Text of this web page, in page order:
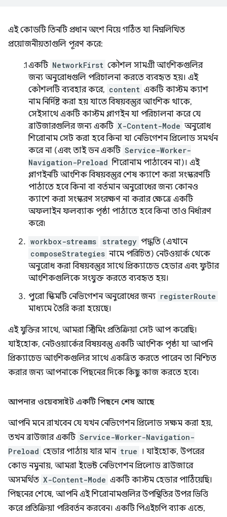
এই কোডটি তিনটি প্রধান অংশ নিয়ে গঠিত যা নিম্নলিখিত
প্রয়োজনীয়তাগুলি পূরণ করে:
একটি NetworkFirst কৌশল সামগ্রী আংশিকগুলির
জন্য অনুরোধগুলি পরিচালনা করতে ব্যবহৃত হয়। এই
কৌশলটি ব্যবহার করে, content একটি কাস্টম ক্যাশ
নাম নির্দিষ্ট করা হয় যাতে বিষয়বস্তুর আংশিক থাকে,
সেইসাথে একটি কাস্টম প্লাগইন যা পরিচালনা করে যে
ব্রাউজারগুলির জন্য একটি X-Content-Mode অনুরোধ
শিরোনাম সেট করা হবে কিনা যা নেভিগেশন প্রিলোড সমর্থন
করে না (এবং তাই ডন একটি Service-Worker-
Navigation-Preload শিরোনাম পাঠাবেন না)। এই
প্লাগইনটি আংশিক বিষয়বস্তুর শেষ ক্যাশে করা সংস্করণটি
পাঠাতে হবে কিনা বা বর্তমান অনুরোধের জন্য কোনও
ক্যাশে করা সংস্করণ সংরক্ষণ না করার ক্ষেত্রে একটি
অফলাইন ফলব্যাক পৃষ্ঠা পাঠাতে হবে কিনা তাও নির্ধারণ
করে৷
workbox-streams strategy পদ্ধতি (এখানে
composeStrategies নামে পরিচিত) নেটওয়ার্ক থেকে
অনুরোধ করা বিষয়বস্তুর সাথে প্রিক্যাচেড হেডার এবং ফুটার
আংশিকগুলিকে সংযুক্ত করতে ব্যবহৃত হয়।
পুরো স্কিমটি নেভিগেশন অনুরোধের জন্য registerRoute
মাধ্যমে তৈরি করা হয়েছে।
এই যুক্তির সাথে, আমরা স্ট্রিমিং প্রতিক্রিয়া সেট আপ করেছি।
যাইহোক, নেটওয়ার্কের বিষয়বস্তু একটি আংশিক পৃষ্ঠা যা আপনি
প্রিক্যাচেড আংশিকগুলির সাথে একত্রিত করতে পারেন তা নিশ্চিত
করার জন্য আপনাকে পিছনের দিকে কিছু কাজ করতে হবে।
আপনার ওয়েবসাইট একটি পিছনে শেষ আছে
আপনি মনে রাখবেন যে যখন নেভিগেশন প্রিলোড সক্ষম করা হয়,
তখন ব্রাউজার একটি Service-Worker-Navigation-
Preload হেডার পাঠায় যার মান true । যাইহোক, উপরের
কোড নমুনায়, আমরা ইভেন্ট নেভিগেশন প্রিলোড ব্রাউজারে
অসমর্থিত X-Content-Mode একটি কাস্টম হেডার পাঠিয়েছি।
পিছনের শেষে, আপনি এই শিরোনামগুলির উপস্থিতির উপর ভিত্তি
করে প্রতিক্রিয়া পরিবর্তন করবেন। একটি পিএইচপি ব্যাক এন্ডে,